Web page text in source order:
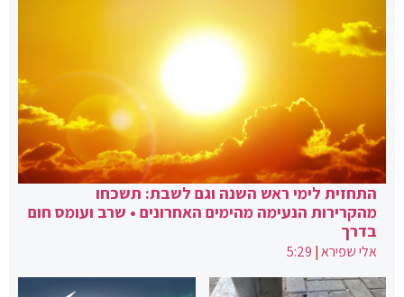
התחזית לימי ראש השנה וגם לשבת: תשכחו
מהקרירות הנעימה מהימים האחרונים • שרב ועומס חום
בדרך
אלי שפירא|
5:29